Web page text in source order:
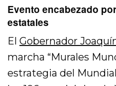
Evento encabezado
estatales
ElGobernador
marcha “Murales
estrategia del